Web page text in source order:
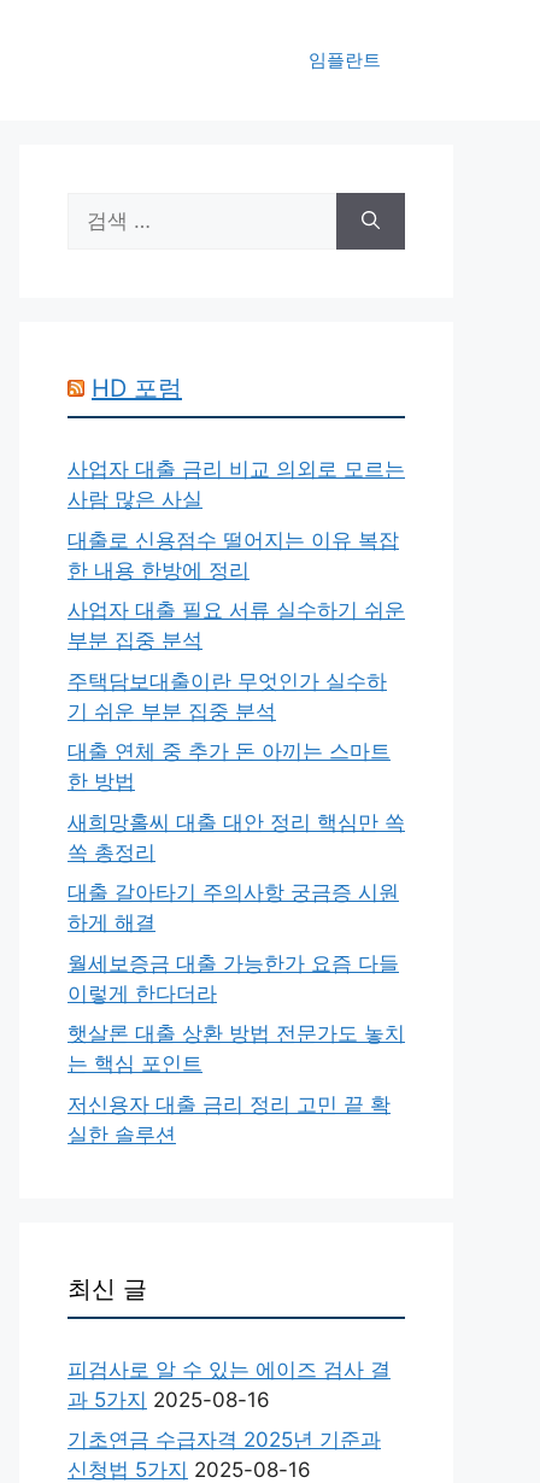
임플란트
색:
HD 포럼
사업자 대출 금리 비교 의외로 모르는
사람 많은 사실
대출로 신용점수 떨어지는 이유 복잡
한 내용 한방에 정리
사업자 대출 필요 서류 실수하기 쉬운
부분 집중 분석
주택담보대출이란 무엇인가 실수하
기 쉬운 부분 집중 분석
대출 연체 중 추가 돈 아끼는 스마트
한 방법
새희망홀씨 대출 대안 정리 핵심만 쏙
쏙 총정리
대출 갈아타기 주의사항 궁금증 시원
하게 해결
월세보증금 대출 가능한가 요즘 다들
이렇게 한다더라
햇살론 대출 상환 방법 전문가도 놓치
는 핵심 포인트
저신용자 대출 금리 정리 고민 끝 확
실한 솔루션
최신 글
피검사로 알 수 있는 에이즈 검사 결
과 5가지 2025-08-16
기초연금 수급자격 2025년 기준과
신청법 5가지 2025-08-16